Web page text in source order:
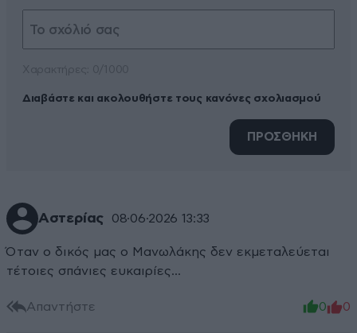
Διαβάστε και ακολουθήστε τους κανόνες σχολιασμού
ΠΡΟΣΘΗΚΗ
Αστερίας 08·06·2026 13:33
Όταν ο δικός μας ο Μανωλάκης δεν εκμεταλεύεται
τέτοιες σπάνιες ευκαιρίες...
Απαντήστε 0 0